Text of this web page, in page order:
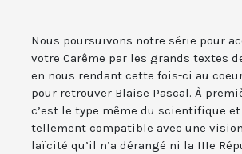
Nous poursuivons notre série pour
votre Carême par les grands textes
en nous rendant cette fois-ci au
pour retrouver Blaise Pascal. À
c’est le type même du scientifique
tellement compatible avec une
laïcité qu’il n’a dérangé ni la IIIe